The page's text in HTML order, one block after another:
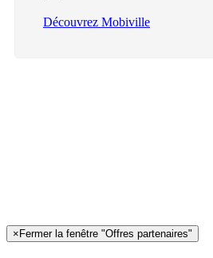
Découvrez Mobiville
× Fermer la fenêtre "Offres partenaires"